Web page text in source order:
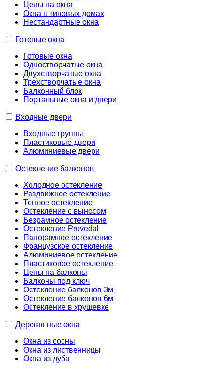
Цены на окна
Окна в типовых домах
Нестандартные окна
Готовые окна
Готовые окна
Одностворчатые окна
Двухстворчатые окна
Трехстворчатые окна
Балконный блок
Портальные окна и двери
Входные двери
Входные группы
Пластиковые двери
Алюминиевые двери
Остекление балконов
Холодное остекление
Раздвижное остекление
Теплое остекление
Остекление с выносом
Безрамное остекление
Остекление Provedal
Панорамное остекление
Французское остекление
Алюминиевое остекление
Пластиковое остекление
Цены на балконы
Балконы под ключ
Остекление балконов 3м
Остекление балконов 6м
Остекление в хрущевке
Деревянные окна
Окна из сосны
Окна из лиственницы
Окна из дуба